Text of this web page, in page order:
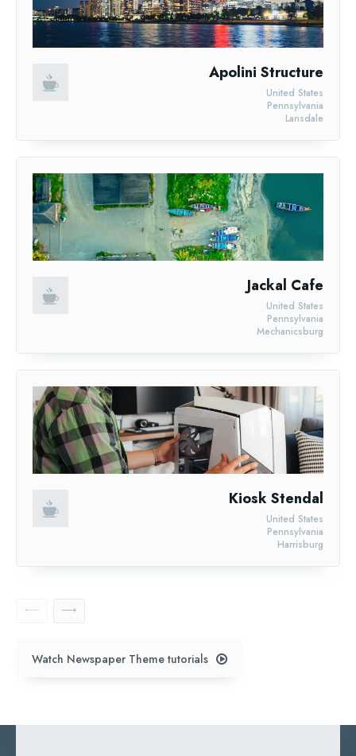
Apolini Structure
Lansdale
Pennsylvania
United States
Jackal Cafe
Mechanicsburg
Pennsylvania
United States
Kiosk Stendal
Harrisburg
Pennsylvania
United States
Watch Newspaper Theme tutorials